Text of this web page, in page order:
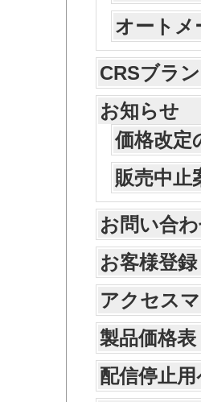
オートメ
CRSブラ
お知らせ
価格改定
販売中止
お問い合
お客様登録
アクセス
製品価格表
配信停止